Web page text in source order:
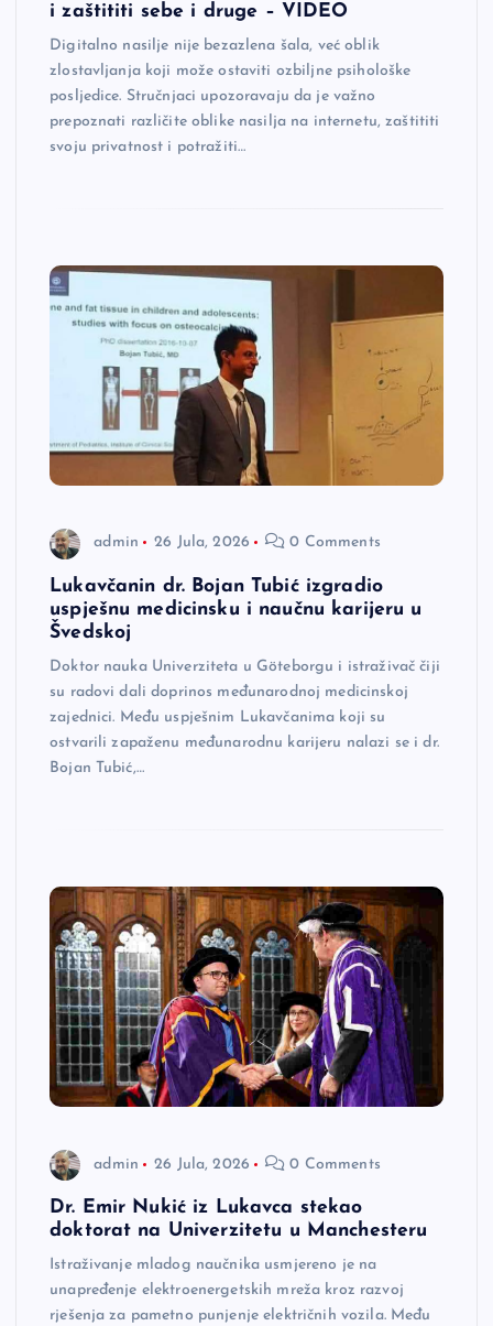
i zaštititi sebe i druge – VIDEO
Digitalno nasilje nije bezazlena šala, već oblik
zlostavljanja koji može ostaviti ozbiljne psihološke
posljedice. Stručnjaci upozoravaju da je važno
prepoznati različite oblike nasilja na internetu, zaštititi
svoju privatnost i potražiti…
admin 26 Jula, 2026 0 Comments
Lukavčanin dr. Bojan Tubić izgradio
uspješnu medicinsku i naučnu karijeru u
Švedskoj
Doktor nauka Univerziteta u Göteborgu i istraživač čiji
su radovi dali doprinos međunarodnoj medicinskoj
zajednici. Među uspješnim Lukavčanima koji su
ostvarili zapaženu međunarodnu karijeru nalazi se i dr.
Bojan Tubić,…
admin 26 Jula, 2026 0 Comments
Dr. Emir Nukić iz Lukavca stekao
doktorat na Univerzitetu u Manchesteru
Istraživanje mladog naučnika usmjereno je na
unapređenje elektroenergetskih mreža kroz razvoj
rješenja za pametno punjenje električnih vozila. Među